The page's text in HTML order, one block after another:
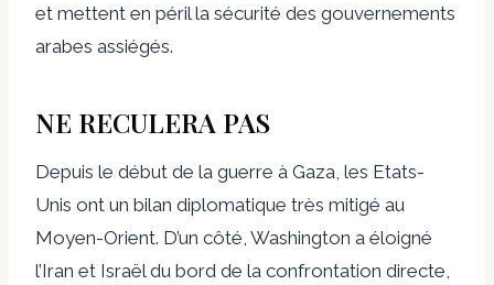
et mettent en péril la sécurité des gouvernements
arabes assiégés.
NE RECULERA PAS
Depuis le début de la guerre à Gaza, les Etats-
Unis ont un bilan diplomatique très mitigé au
Moyen-Orient. D’un côté, Washington a éloigné
l’Iran et Israël du bord de la confrontation directe,